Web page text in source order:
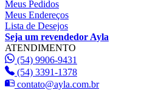
Meus Pedidos
Meus Endereços
Lista de Desejos
Seja um revendedor Ayla
ATENDIMENTO
(54) 9906-9431
(54) 3391-1378
contato@ayla.com.br